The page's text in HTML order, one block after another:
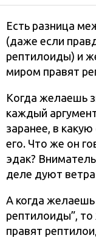
Есть разница
(даже если
рептилоиды) и
миром правят
Когда желаешь
каждый
заранее, в
его. Что же он
эдак?
деле дуют
А когда желаешь
рептилоиды”,
правят